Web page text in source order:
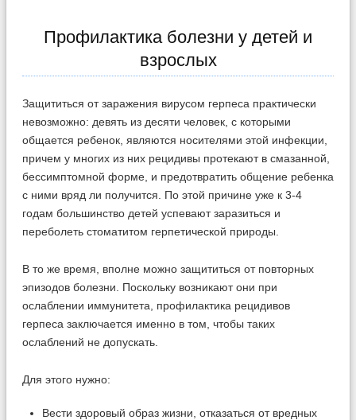
Профилактика болезни у детей и
взрослых
Защититься от заражения вирусом герпеса практически
невозможно: девять из десяти человек, с которыми
общается ребенок, являются носителями этой инфекции,
причем у многих из них рецидивы протекают в смазанной,
бессимптомной форме, и предотвратить общение ребенка
с ними вряд ли получится. По этой причине уже к 3-4
годам большинство детей успевают заразиться и
переболеть стоматитом герпетической природы.
В то же время, вполне можно защититься от повторных
эпизодов болезни. Поскольку возникают они при
ослаблении иммунитета, профилактика рецидивов
герпеса заключается именно в том, чтобы таких
ослаблений не допускать.
Для этого нужно:
Вести здоровый образ жизни, отказаться от вредных